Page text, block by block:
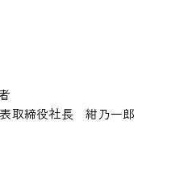
取締役社長 紺乃一郎